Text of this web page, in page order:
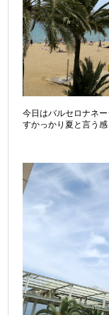
今日はバルセロナネ
すかっかり夏と言う感